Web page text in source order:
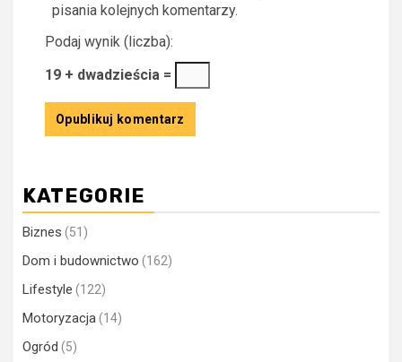
pisania kolejnych komentarzy.
Podaj wynik (liczba):
19 + dwadzieścia =
KATEGORIE
Biznes (51)
Dom i budownictwo (162)
Lifestyle (122)
Motoryzacja (14)
Ogród (5)